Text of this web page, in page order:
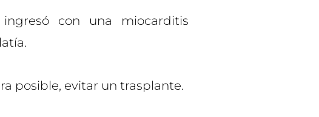
con una miocarditis
posible, evitar un trasplante.